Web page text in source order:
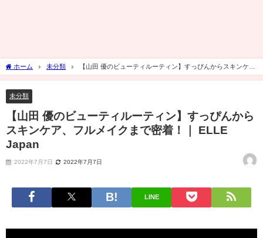
ホーム 未分類
【山田 優のビューティルーティン】すっぴんからスキンケ
ア、フルメイクまで密着！｜ ELLE Japan
未分類
【山田 優のビューティルーティン】すっぴんから
スキンケア、フルメイクまで密着！｜ ELLE
Japan
2022年7月7日 2022年7月7日
LINE